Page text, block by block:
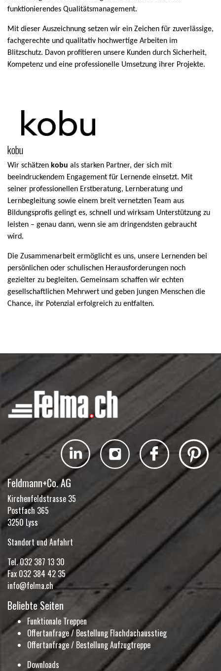
funktionierendes Qualitätsmanagement.
Mit dieser Auszeichnung setzen wir ein Zeichen für zuverlässige,
fachgerechte und qualitativ hochwertige Arbeiten im
Blitzschutz. Davon profitieren unsere Kunden durch Sicherheit,
Kompetenz und eine professionelle Umsetzung ihrer Projekte.
kobu
Wir schätzen kobu als starken Partner, der sich mit
beeindruckendem Engagement für Lernende einsetzt. Mit
seiner professionellen Erstberatung, Lernberatung und
Lernbegleitung sowie einem breit vernetzten Team aus
Bildungsprofis gelingt es, schnell und wirksam Unterstützung zu
leisten – genau dann, wenn sie am dringendsten gebraucht
wird.
Die Zusammenarbeit ermöglicht es uns, unsere Lernenden bei
persönlichen oder schulischen Herausforderungen noch
gezielter zu begleiten. Gemeinsam schaffen wir echten
gesellschaftlichen Mehrwert und geben jungen Menschen die
Chance, ihr Potenzial erfolgreich zu entfalten.
Feldmann+Co. AG
Kirchenfeldstrasse 35
Postfach 365
3250 Lyss
Standort und Anfahrt
Tel.032 387 13 30
Fax 032 384 42 35
info@felma.ch
Beliebte Seiten
Funktionale Treppen
Offertanfrage / Bestellung Flachdachausstieg
Offertanfrage / Bestellung Aufzugtreppe
Downloads